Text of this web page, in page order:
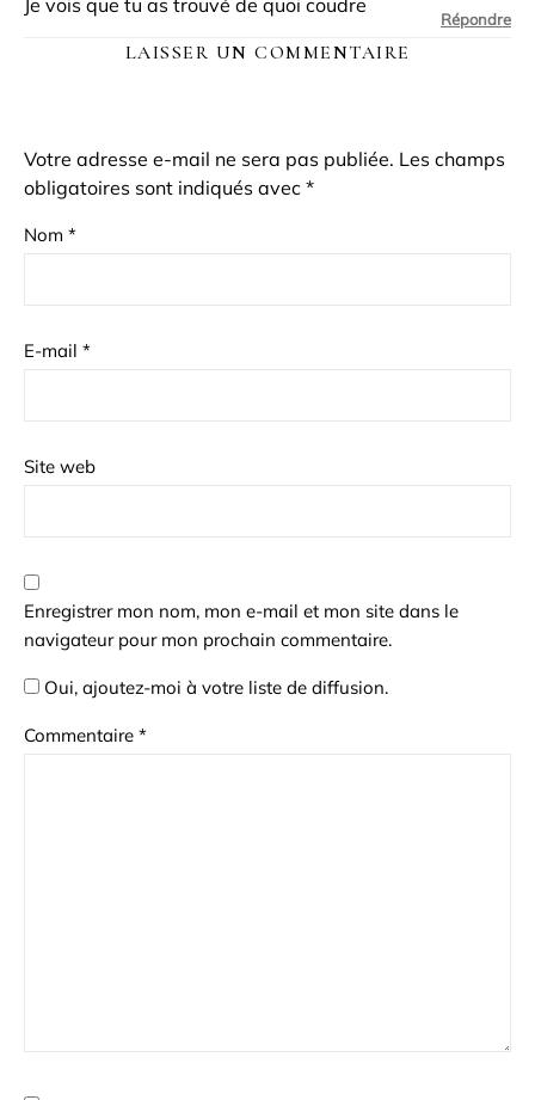
Répondre
LAISSER UN COMMENTAIRE
Votre adresse e-mail ne sera pas publiée. Les champs
obligatoires sont indiqués avec *
Nom *
E-mail *
Site web
Enregistrer mon nom, mon e-mail et mon site dans le
navigateur pour mon prochain commentaire.
Oui, ajoutez-moi à votre liste de diffusion.
Commentaire *